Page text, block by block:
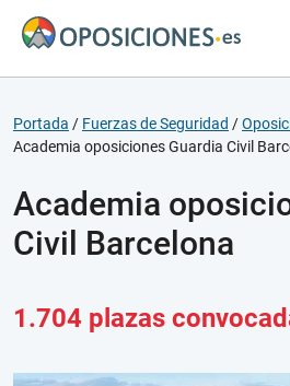
Portada / Fuerzas de Seguridad /
Academia oposiciones Guardia Civil
Academia
Civil Barcelona
1.704 plazas